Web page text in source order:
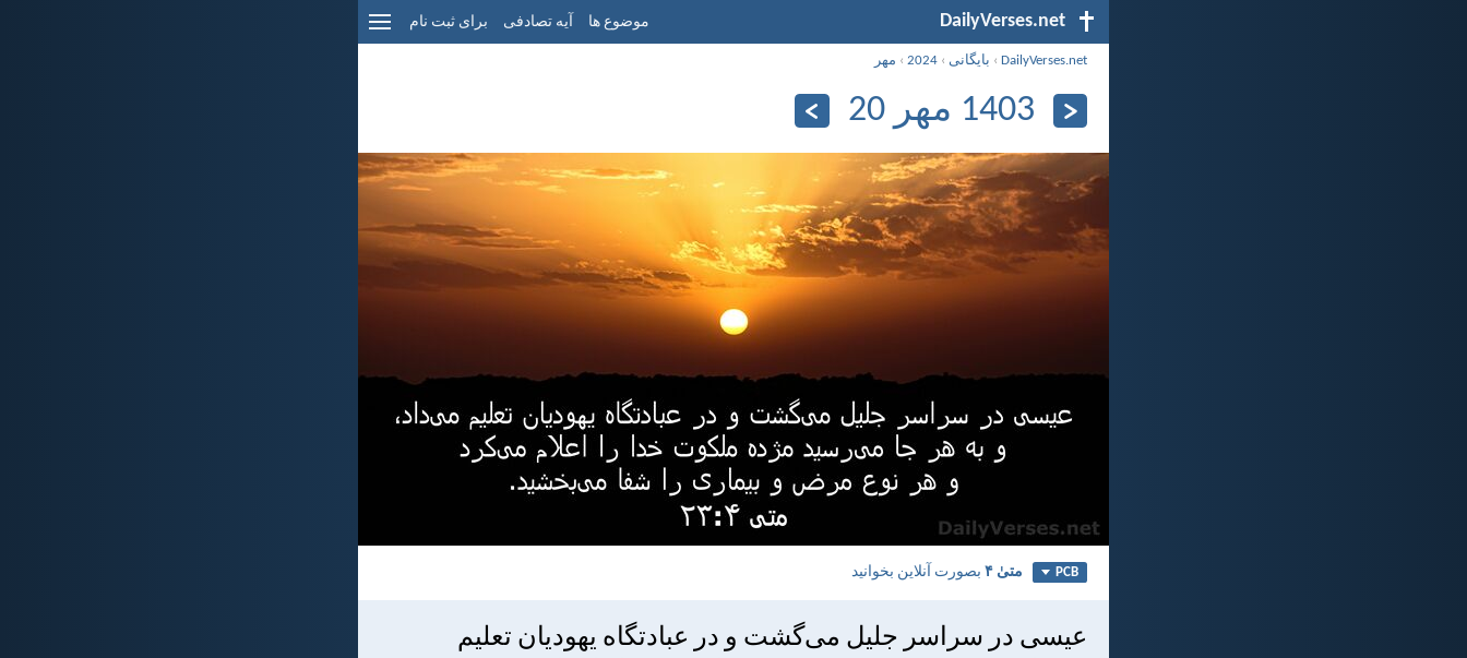
DailyVerses.net موضوع ها آیه تصادفی برای ثبت نام
DailyVerses.net
› بایگانی ›
2024
› مهر
1403 مهر 20
PCB متی‌ٰ ۴ بصورت آنلاین بخوانید
عيسی در سراسر جليل می‌گشت و در عبادتگاه يهوديان تعليم